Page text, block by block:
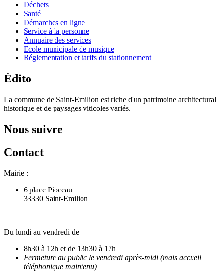
Déchets
Santé
Démarches en ligne
Service à la personne
Annuaire des services
Ecole municipale de musique
Réglementation et tarifs du stationnement
Édito
La commune de Saint-Emilion est riche d'un patrimoine architectural
historique et de paysages viticoles variés.
Nous suivre
Contact
Mairie :
6 place Pioceau
33330 Saint-Emilion
Du lundi au vendredi de
8h30 à 12h et de 13h30 à 17h
Fermeture au public le vendredi après-midi (mais accueil
téléphonique maintenu)